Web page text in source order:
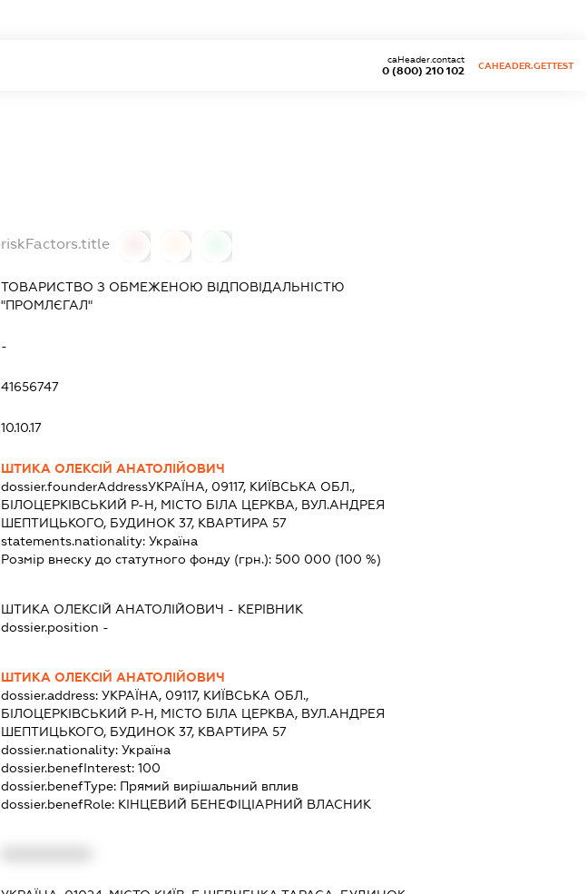
0 (800) 210 102
caHeader.contact
CAHEADER.GETTEST
riskFactors.title
ТОВАРИСТВО З ОБМЕЖЕНОЮ ВІДПОВІДАЛЬНІСТЮ
"ПРОМЛЄГАЛ"
-
41656747
10.10.17
ШТИКА ОЛЕКСІЙ АНАТОЛІЙОВИЧ
dossier.founderAddressУКРАЇНА, 09117, КИЇВСЬКА ОБЛ.,
БІЛОЦЕРКІВСЬКИЙ Р-Н, МІСТО БІЛА ЦЕРКВА, ВУЛ.АНДРЕЯ
ШЕПТИЦЬКОГО, БУДИНОК 37, КВАРТИРА 57
statements.nationality: Україна
Розмір внеску до статутного фонду (грн.): 500 000 (100 %)
ШТИКА ОЛЕКСІЙ АНАТОЛІЙОВИЧ - КЕРІВНИК
dossier.position -
ШТИКА ОЛЕКСІЙ АНАТОЛІЙОВИЧ
dossier.address: УКРАЇНА, 09117, КИЇВСЬКА ОБЛ.,
БІЛОЦЕРКІВСЬКИЙ Р-Н, МІСТО БІЛА ЦЕРКВА, ВУЛ.АНДРЕЯ
ШЕПТИЦЬКОГО, БУДИНОК 37, КВАРТИРА 57
dossier.nationality: Україна
dossier.benefInterest: 100
dossier.benefType: Прямий вирішальний вплив
dossier.benefRole: КІНЦЕВИЙ БЕНЕФІЦІАРНИЙ ВЛАСНИК